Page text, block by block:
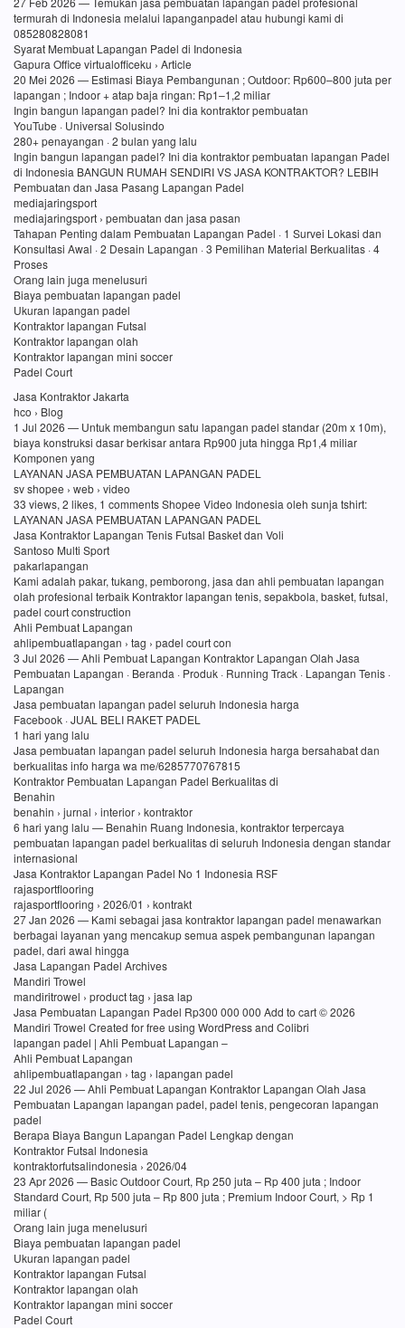
termurah di Indonesia melalui lapanganpadel atau hubungi kami di
085280828081
Syarat Membuat Lapangan Padel di Indonesia
Gapura Office virtualofficeku › Article
20 Mei 2026 — Estimasi Biaya Pembangunan ; Outdoor: Rp600–800 juta per
lapangan ; Indoor + atap baja ringan: Rp1–1,2 miliar
Ingin bangun lapangan padel? Ini dia kontraktor pembuatan
YouTube · Universal Solusindo
280+ penayangan · 2 bulan yang lalu
Ingin bangun lapangan padel? Ini dia kontraktor pembuatan lapangan Padel
di Indonesia BANGUN RUMAH SENDIRI VS JASA KONTRAKTOR? LEBIH
Pembuatan dan Jasa Pasang Lapangan Padel
mediajaringsport
mediajaringsport › pembuatan dan jasa pasan
Tahapan Penting dalam Pembuatan Lapangan Padel · 1 Survei Lokasi dan
Konsultasi Awal · 2 Desain Lapangan · 3 Pemilihan Material Berkualitas · 4
Proses
Orang lain juga menelusuri
Biaya pembuatan lapangan padel
Ukuran lapangan padel
Kontraktor lapangan Futsal
Kontraktor lapangan olah
Kontraktor lapangan mini soccer
Padel Court
Jasa Kontraktor Jakarta
hco › Blog
1 Jul 2026 — Untuk membangun satu lapangan padel standar (20m x 10m),
biaya konstruksi dasar berkisar antara Rp900 juta hingga Rp1,4 miliar
Komponen yang
LAYANAN JASA PEMBUATAN LAPANGAN PADEL
sv shopee › web › video
33 views, 2 likes, 1 comments Shopee Video Indonesia oleh sunja tshirt:
LAYANAN JASA PEMBUATAN LAPANGAN PADEL
Jasa Kontraktor Lapangan Tenis Futsal Basket dan Voli
Santoso Multi Sport
pakarlapangan
Kami adalah pakar, tukang, pemborong, jasa dan ahli pembuatan lapangan
olah profesional terbaik Kontraktor lapangan tenis, sepakbola, basket, futsal,
padel court construction
Ahli Pembuat Lapangan
ahlipembuatlapangan › tag › padel court con
3 Jul 2026 — Ahli Pembuat Lapangan Kontraktor Lapangan Olah Jasa
Pembuatan Lapangan · Beranda · Produk · Running Track · Lapangan Tenis ·
Lapangan
Jasa pembuatan lapangan padel seluruh Indonesia harga
Facebook · JUAL BELI RAKET PADEL
1 hari yang lalu
Jasa pembuatan lapangan padel seluruh Indonesia harga bersahabat dan
berkualitas info harga wa me/6285770767815
Kontraktor Pembuatan Lapangan Padel Berkualitas di
Benahin
benahin › jurnal › interior › kontraktor
6 hari yang lalu — Benahin Ruang Indonesia, kontraktor terpercaya
pembuatan lapangan padel berkualitas di seluruh Indonesia dengan standar
internasional
Jasa Kontraktor Lapangan Padel No 1 Indonesia RSF
rajasportflooring
rajasportflooring › 2026/01 › kontrakt
27 Jan 2026 — Kami sebagai jasa kontraktor lapangan padel menawarkan
berbagai layanan yang mencakup semua aspek pembangunan lapangan
padel, dari awal hingga
Jasa Lapangan Padel Archives
Mandiri Trowel
mandiritrowel › product tag › jasa lap
Jasa Pembuatan Lapangan Padel Rp300 000 000 Add to cart © 2026
Mandiri Trowel Created for free using WordPress and Colibri
lapangan padel | Ahli Pembuat Lapangan –
Ahli Pembuat Lapangan
ahlipembuatlapangan › tag › lapangan padel
22 Jul 2026 — Ahli Pembuat Lapangan Kontraktor Lapangan Olah Jasa
Pembuatan Lapangan lapangan padel, padel tenis, pengecoran lapangan
padel
Berapa Biaya Bangun Lapangan Padel Lengkap dengan
Kontraktor Futsal Indonesia
kontraktorfutsalindonesia › 2026/04
23 Apr 2026 — Basic Outdoor Court, Rp 250 juta – Rp 400 juta ; Indoor
Standard Court, Rp 500 juta – Rp 800 juta ; Premium Indoor Court, > Rp 1
miliar (
Orang lain juga menelusuri
Biaya pembuatan lapangan padel
Ukuran lapangan padel
Kontraktor lapangan Futsal
Kontraktor lapangan olah
Kontraktor lapangan mini soccer
Padel Court